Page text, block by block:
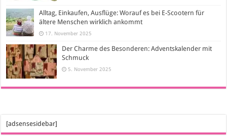
Alltag, Einkaufen, Ausflüge: Worauf es bei E-Scootern für
ältere Menschen wirklich ankommt
17. November 2025
Der Charme des Besonderen: Adventskalender mit
Schmuck
5. November 2025
[adsensesidebar]